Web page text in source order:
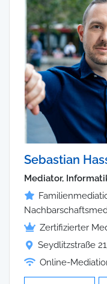
Sebastian
Mediator,
Zertifizierter
Seydlitzstraße
Online-